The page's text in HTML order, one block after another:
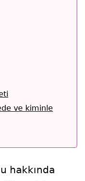
ve kiminle
hakkında